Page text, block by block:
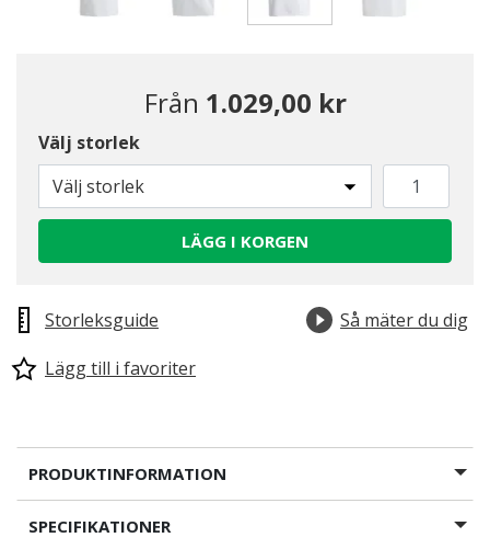
Från 1.029,00 kr
Välj storlek
Välj storlek
LÄGG I KORGEN
Storleksguide
Så mäter du dig
Lägg till i favoriter
PRODUKTINFORMATION
SPECIFIKATIONER